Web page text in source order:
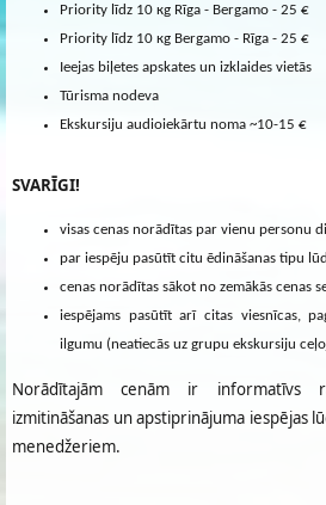
Priority līdz 10 кg Rīga - Bergamo - 25 €
Priority līdz 10 кg Bergamo - Rīga - 25 €
Ieejas biļetes apskates un izklaides vietās
Tūrisma nodeva
Ekskursiju audioiekārtu noma ~10-15 €
SVARĪGI!
visas cenas norādītas par vienu personu
par iespēju pasūtīt citu ēdināšanas tipu
cenas norādītas sākot no zemākās cenas
iespējams pasūtīt arī citas viesnīcas,
ilgumu (neatiecās uz grupu ekskursiju
Norādītajām cenām ir informatīvs
izmitināšanas un apstiprinājuma iespējas
menedžeriem.